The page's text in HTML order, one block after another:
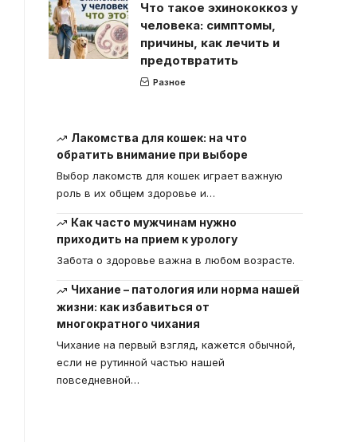
Что такое эхинококкоз у
человека: симптомы,
причины, как лечить и
предотвратить
Разное
Лакомства для кошек: на что
обратить внимание при выборе
Выбор лакомств для кошек играет важную
роль в их общем здоровье и…
Как часто мужчинам нужно
приходить на прием к урологу
Забота о здоровье важна в любом возрасте.
Чихание – патология или норма нашей
жизни: как избавиться от
многократного чихания
Чихание на первый взгляд, кажется обычной,
если не рутинной частью нашей
повседневной…